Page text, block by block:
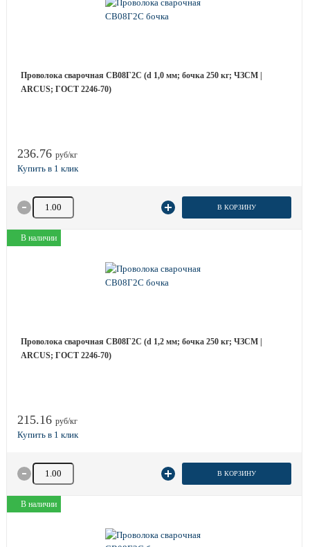
Проволока сварочная СВ08Г2С (d 1,0 мм; бочка 250 кг; ЧЗСМ |
ARCUS; ГОСТ 2246-70)
236.76 руб/кг
Количество товара В КОРЗИНУ
В наличии
Проволока сварочная СВ08Г2С (d 1,2 мм; бочка 250 кг; ЧЗСМ |
ARCUS; ГОСТ 2246-70)
215.16 руб/кг
Количество товара В КОРЗИНУ
В наличии